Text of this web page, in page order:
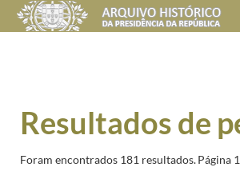
Resultados de
Foram encontrados 181 resultados.Página